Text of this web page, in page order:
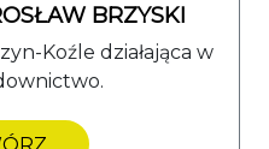
BRZYSKI
Koźle działająca w